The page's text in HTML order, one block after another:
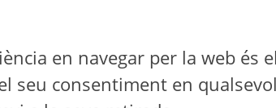
en navegar per la web és
seu consentiment en